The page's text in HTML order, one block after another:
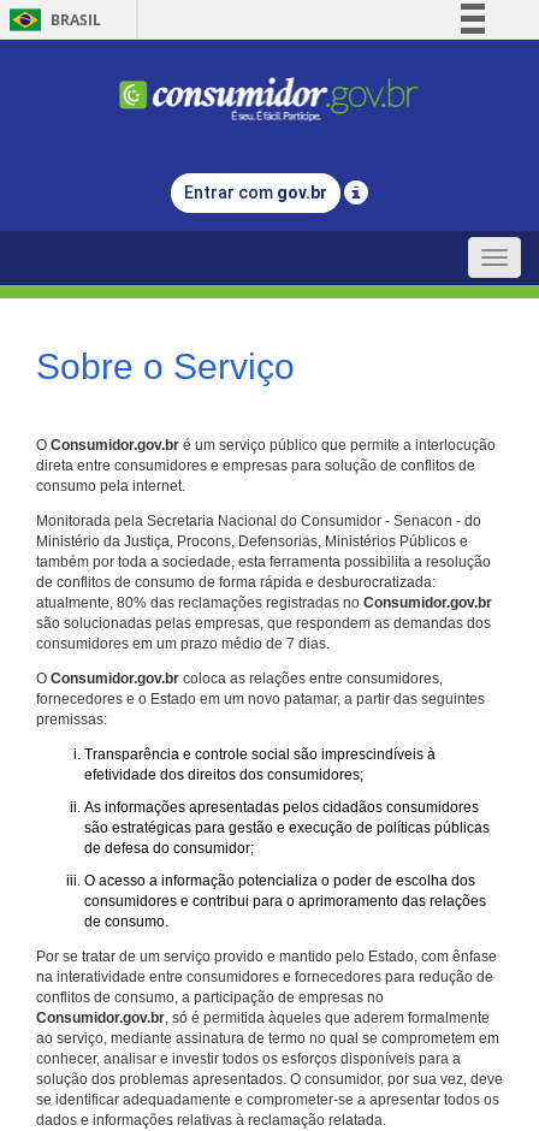
BRASIL
Comunica BR
Legislação
Entrar com gov.br
Toggle
Sobre o Serviço
O Consumidor.gov.br é um serviço público que permite a interlocução
direta entre consumidores e empresas para solução de conflitos de
consumo pela internet.
Monitorada pela Secretaria Nacional do Consumidor - Senacon - do
Ministério da Justiça, Procons, Defensorias, Ministérios Públicos e
também por toda a sociedade, esta ferramenta possibilita a resolução
de conflitos de consumo de forma rápida e desburocratizada:
atualmente, 80% das reclamações registradas no Consumidor.gov.br
são solucionadas pelas empresas, que respondem as demandas dos
consumidores em um prazo médio de 7 dias.
O Consumidor.gov.br coloca as relações entre consumidores,
fornecedores e o Estado em um novo patamar, a partir das seguintes
premissas:
Transparência e controle social são imprescindíveis à
efetividade dos direitos dos consumidores;
As informações apresentadas pelos cidadãos consumidores
são estratégicas para gestão e execução de políticas públicas
de defesa do consumidor;
O acesso a informação potencializa o poder de escolha dos
consumidores e contribui para o aprimoramento das relações
de consumo.
Por se tratar de um serviço provido e mantido pelo Estado, com ênfase
na interatividade entre consumidores e fornecedores para redução de
conflitos de consumo, a participação de empresas no
Consumidor.gov.br, só é permitida àqueles que aderem formalmente
ao serviço, mediante assinatura de termo no qual se comprometem em
conhecer, analisar e investir todos os esforços disponíveis para a
solução dos problemas apresentados. O consumidor, por sua vez, deve
se identificar adequadamente e comprometer-se a apresentar todos os
dados e informações relativas à reclamação relatada.